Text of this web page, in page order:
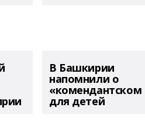
В Башкирии
напомнили о
«комендантском
для детей